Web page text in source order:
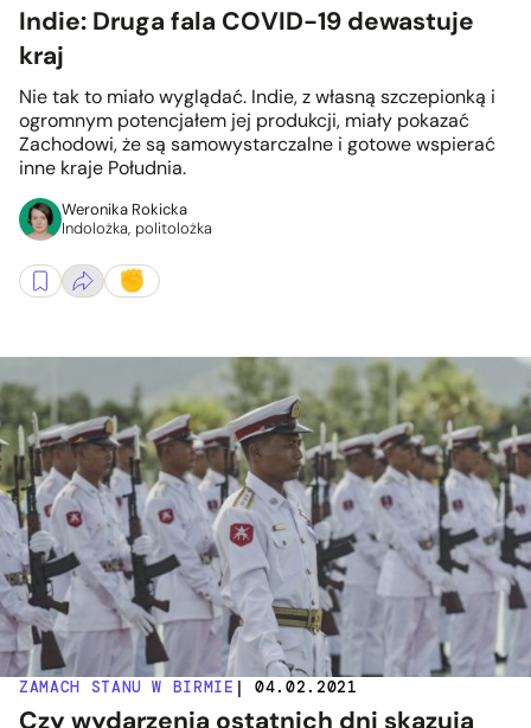
Indie: Druga fala COVID-19 dewastuje
kraj
Nie tak to miało wyglądać. Indie, z własną szczepionką i
ogromnym potencjałem jej produkcji, miały pokazać
Zachodowi, że są samowystarczalne i gotowe wspierać
inne kraje Południa.
Weronika Rokicka
Indolożka, politolożka
ZAMACH STANU W BIRMIE | 04.02.2021
Czy wydarzenia ostatnich dni skazują